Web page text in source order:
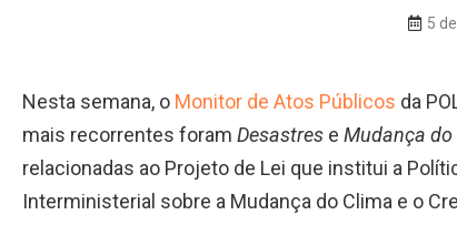
5
Nesta semana, o Monitor de Atos Públicos da
mais recorrentes foram Desastres e Mudança do
relacionadas ao Projeto de Lei que institui a
Interministerial sobre a Mudança do Clima e o